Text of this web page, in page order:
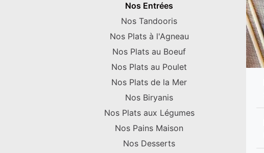
Nos Entrées
Nos Tandooris
Nos Plats à l'Agneau
Nos Plats au Boeuf
Nos Plats au Poulet
Nos Plats de la Mer
Nos Biryanis
Nos Plats aux Légumes
Nos Pains Maison
Nos Desserts